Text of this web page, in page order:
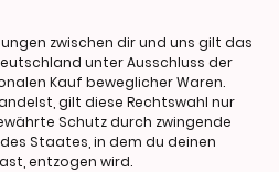
zwischen dir und uns gilt das
unter Ausschluss der
Kauf beweglicher Waren.
gilt diese Rechtswahl nur
Schutz durch zwingende
Staates, in dem du deinen
entzogen wird.